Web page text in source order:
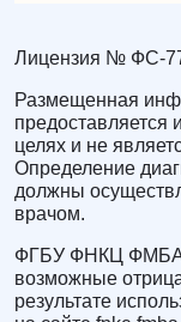
Лицензия № ФС-
Размещенная
целях и не
Определение
должны
врачом.
ФГБУ ФНКЦ ФМБА
возможные
результате